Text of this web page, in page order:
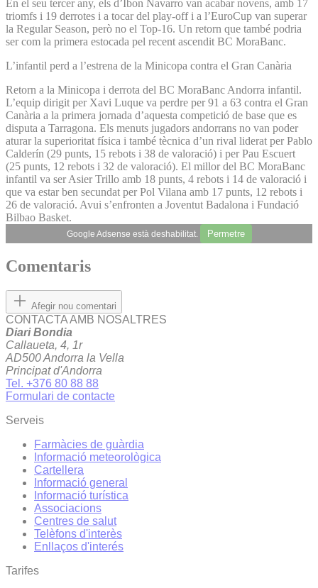
En el seu tercer any, els d’Ibon Navarro van acabar novens, amb 17
triomfs i 19 derrotes i a tocar del play-off i a l’EuroCup van superar
la Regular Season, però no el Top-16. Un retorn que també podria
ser com la primera estocada pel recent ascendit BC MoraBanc.
L’infantil perd a l’estrena de la Minicopa contra el Gran Canària
Retorn a la Minicopa i derrota del BC MoraBanc Andorra infantil.
L’equip dirigit per Xavi Luque va perdre per 91 a 63 contra el Gran
Canària a la primera jornada d’aquesta competició de base que es
disputa a Tarragona. Els menuts jugadors andorrans no van poder
aturar la superioritat física i també tècnica d’un rival liderat per Pablo
Calderín (29 punts, 15 rebots i 38 de valoració) i per Pau Escuert
(25 punts, 12 rebots i 32 de valoració). El millor del BC MoraBanc
infantil va ser Asier Trillo amb 18 punts, 4 rebots i 14 de valoració i
que va estar ben secundat per Pol Vilana amb 17 punts, 12 rebots i
26 de valoració. Avui s’enfronten a Joventut Badalona i Fundació
Bilbao Basket.
Google Adsense està deshabilitat. Permetre
Comentaris
Afegir nou comentari
CONTACTA AMB NOSALTRES
Diari Bondia
Callaueta, 4, 1r
AD500 Andorra la Vella
Principat d'Andorra
Tel. +376 80 88 88
Formulari de contacte
Serveis
Farmàcies de guàrdia
Informació meteorològica
Cartellera
Informació general
Informació turística
Associacions
Centres de salut
Telèfons d'interès
Enllaços d'interés
Tarifes